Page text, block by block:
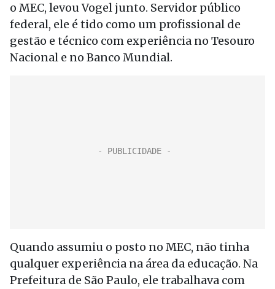
o MEC, levou Vogel junto. Servidor público
federal, ele é tido como um profissional de
gestão e técnico com experiência no Tesouro
Nacional e no Banco Mundial.
Quando assumiu o posto no MEC, não tinha
qualquer experiência na área da educação. Na
Prefeitura de São Paulo, ele trabalhava com